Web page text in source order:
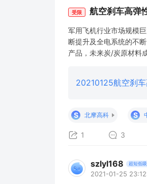
受限 航空刹车高弹
军用飞机行业市场规模
断提升及全电系统的不
产品，未来炭/炭原材料
20210125航空刹
S 北摩高科 S
1 3
szlyl168 超短低吸
2021-01-25